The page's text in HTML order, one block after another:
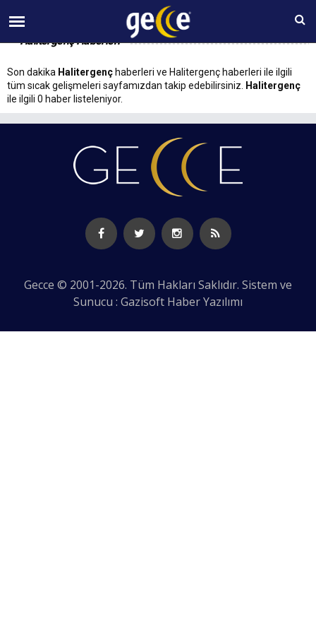
09 AĞUSTOS Pazar 17:34
Halitergenç Haberleri
Son dakika Halitergenç haberleri ve Halitergenç haberleri ile ilgili
tüm sıcak gelişmeleri sayfamızdan takip edebilirsiniz.
Halitergenç
ile ilgili 0 haber listeleniyor.
Gecce © 2001-2026. Tüm Hakları Saklıdır. Sistem ve
Sunucu : Gazisoft Haber Yazılımı